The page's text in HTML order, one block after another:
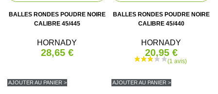
BALLES RONDES POUDRE NOIRE
CALIBRE 45/445
HORNADY
28,65 €
AJOUTER AU PANIER >
BALLES RONDES POUDRE NOIRE
CALIBRE 45/440
HORNADY
20,95 €
AJOUTER AU PANIER >